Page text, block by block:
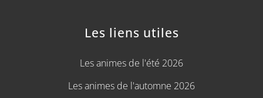
Les liens utiles
Les animes de l'été 2026
Les animes de l'automne 2026